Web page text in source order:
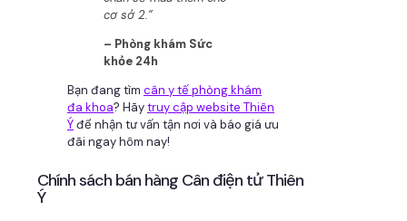
cơ sở 2.”
– Phòng khám Sức
khỏe 24h
Bạn đang tìm cân y tế phòng khám
đa khoa? Hãytruy cập website Thiên
Ýđể nhận tư vấn tận nơi và báo giá ưu
đãi ngay hôm nay!
Chính sách bán hàng Cân điện tử Thiên
Ý